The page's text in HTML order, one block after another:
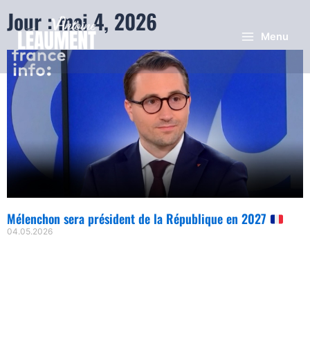
Menu
Jour : mai 4, 2026
Mélenchon sera président de la République en 2027
04.05.2026